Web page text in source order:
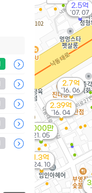
1.3억
'24. 10
1,000만
'21. 05
2.7억
'16. 06
2.39억
'16. 04
2.5억
'07. 07